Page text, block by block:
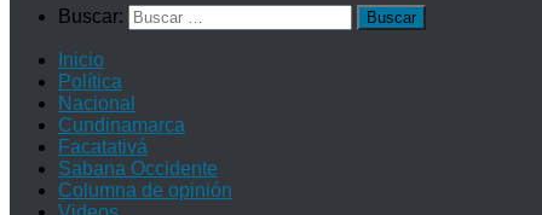
Buscar:
Inicio
Política
Nacional
Cundinamarca
Facatativá
Sabana Occidente
Columna de opinión